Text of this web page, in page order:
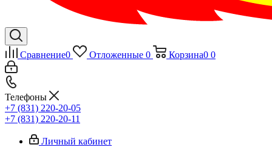
Сравнение0 Отложенные 0 Корзина0 0
Телефоны
+7 (831) 220-20-05
+7 (831) 220-20-11
Личный кабинет